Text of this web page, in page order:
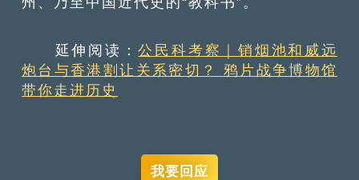
延伸阅读：公民科考察｜销烟池和威远
炮台与香港割让关系密切？ 鸦片战争博物馆
带你走进历史
我要回应